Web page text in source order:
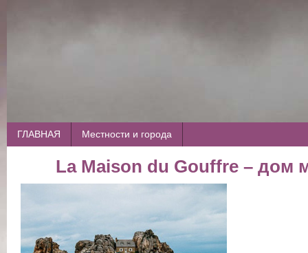
ГЛАВНАЯ Местности и города
La Maison du Gouffre – дом